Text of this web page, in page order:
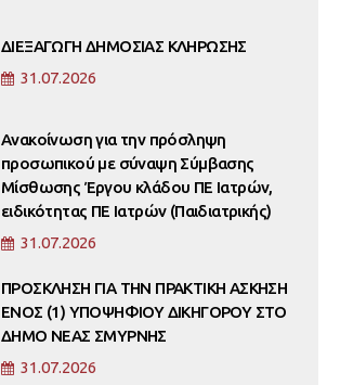
ΔΙΕΞΑΓΩΓΗ ΔΗΜΟΣΙΑΣ ΚΛΗΡΩΣΗΣ
31.07.2026
Ανακοίνωση για την πρόσληψη
προσωπικού με σύναψη Σύμβασης
Μίσθωσης Έργου κλάδου ΠΕ Ιατρών,
ειδικότητας ΠΕ Ιατρών (Παιδιατρικής)
31.07.2026
ΠΡΟΣΚΛΗΣΗ ΓΙΑ ΤΗΝ ΠΡΑΚΤΙΚΗ ΑΣΚΗΣΗ
ΕΝΟΣ (1) ΥΠΟΨΗΦΙΟΥ ΔΙΚΗΓΟΡΟΥ ΣΤΟ
ΔΗΜΟ ΝΕΑΣ ΣΜΥΡΝΗΣ
31.07.2026